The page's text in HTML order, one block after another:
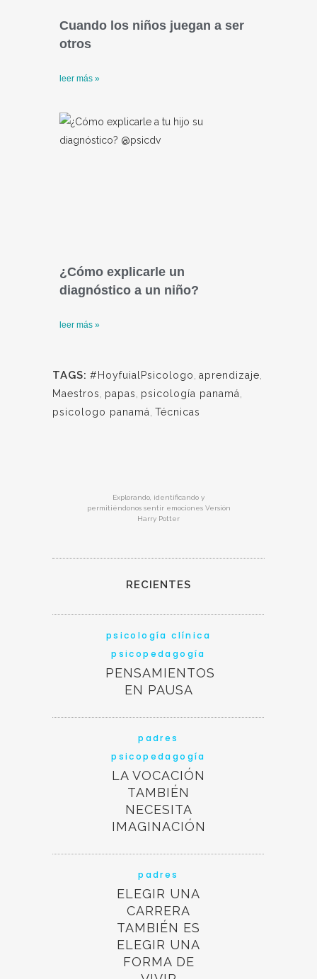
Cuando los niños juegan a ser
otros
leer más »
¿Cómo explicarle un
diagnóstico a un niño?
leer más »
TAGS: #HoyfuialPsicologo aprendizaje
Maestros
papas psicología panamá
psicologo panamá Técnicas
Explorando, identificando y
permitiéndonos sentir emociones Versión
Harry Potter
RECIENTES
psicología clínica
psicopedagogía
PENSAMIENTOS
EN PAUSA
padres
psicopedagogía
LA VOCACIÓN
TAMBIÉN
NECESITA
IMAGINACIÓN
padres
ELEGIR UNA
CARRERA
TAMBIÉN ES
ELEGIR UNA
FORMA DE